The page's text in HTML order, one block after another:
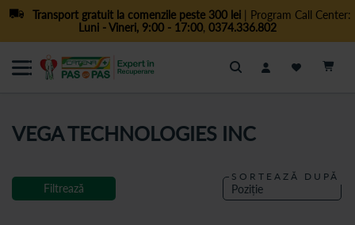
Transport gratuit la comenzile peste 300 lei| Program Call Center:
Luni - Vineri, 9:00 - 17:00, 0374.336.802
Cautare
VEGA TECHNOLOGIES INC
SORTEAZĂ DUPĂ
Filtrează